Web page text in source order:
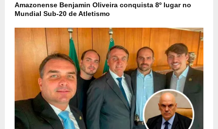
Amazonense Benjamin Oliveira conquista 8º lugar no
Mundial Sub-20 de Atletismo